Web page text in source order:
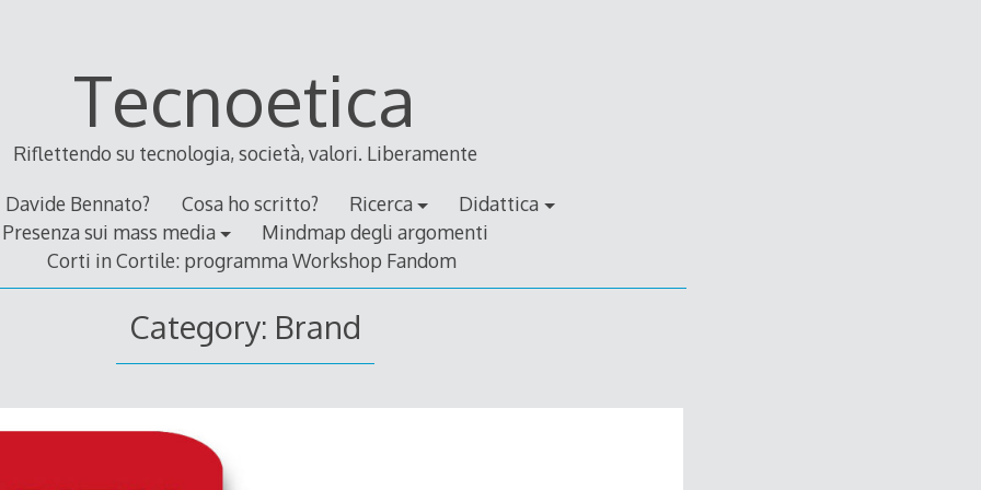
Tecnoetica
Riflettendo su tecnologia, società, valori. Liberamente
Davide Bennato? Cosa ho scritto? Ricerca
Didattica
Presenza sui mass media
Mindmap degli argomenti
Corti in Cortile: programma Workshop Fandom
Category: Brand